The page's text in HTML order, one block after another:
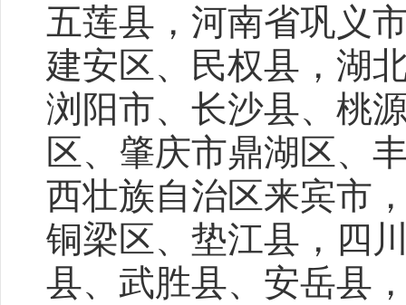
五莲县，河南省巩义
建安区、民权县，湖
浏阳市、长沙县、桃
区、肇庆市鼎湖区、
西壮族自治区来宾市
铜梁区、垫江县，四
县、武胜县、安岳县